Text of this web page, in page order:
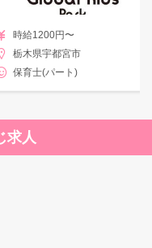
時給1200円〜
栃木県宇都宮市
保育士(パート)
求人